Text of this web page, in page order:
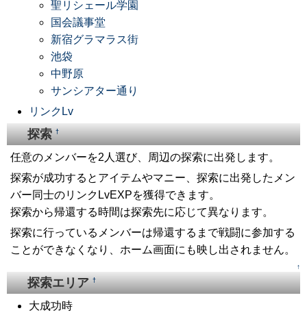
聖リシェール学園
国会議事堂
新宿グラマラス街
池袋
中野原
サンシアター通り
リンクLv
探索†
任意のメンバーを2人選び、周辺の探索に出発します。
探索が成功するとアイテムやマニー、探索に出発したメン
バー同士のリンクLvEXPを獲得できます。
探索から帰還する時間は探索先に応じて異なります。
探索に行っているメンバーは帰還するまで戦闘に参加する
ことができなくなり、ホーム画面にも映し出されません。
↑
探索エリア†
大成功時